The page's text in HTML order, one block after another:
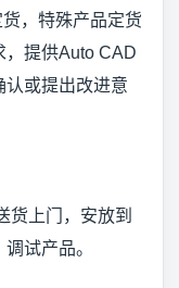
，特殊产品定货
，提供Auto CAD
认或提出改进意
上门，安放到
试产品。